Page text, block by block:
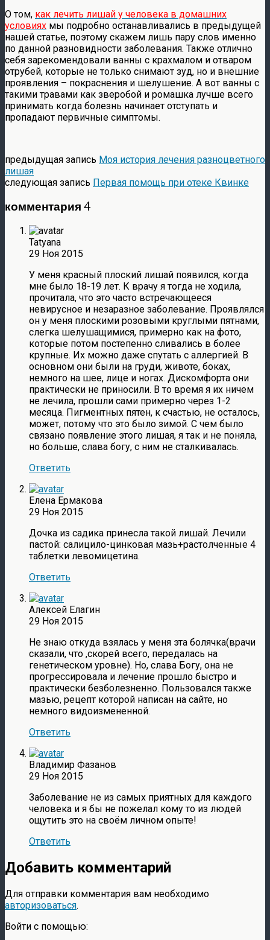
О том, как лечить лишай у человека в домашних
условиях мы подробно останавливались в предыдущей
нашей статье, поэтому скажем лишь пару слов именно
по данной разновидности заболевания. Также отлично
себя зарекомендовали ванны с крахмалом и отваром
отрубей, которые не только снимают зуд, но и внешние
проявления – покраснения и шелушение. А вот ванны с
такими травами как зверобой и ромашка лучше всего
принимать когда болезнь начинает отступать и
пропадают первичные симптомы.
предыдущая запись Моя история лечения разноцветного
лишая
следующая запись Первая помощь при отеке Квинке
комментария 4
Tatyana
29 Ноя 2015
У меня красный плоский лишай появился, когда
мне было 18-19 лет. К врачу я тогда не ходила,
прочитала, что это часто встречающееся
невирусное и незаразное заболевание. Проявлялся
он у меня плоскими розовыми круглыми пятнами,
слегка шелушащимися, примерно как на фото,
которые потом постепенно сливались в более
крупные. Их можно даже спутать с аллергией. В
основном они были на груди, животе, боках,
немного на шее, лице и ногах. Дискомфорта они
практически не приносили. В то время я их ничем
не лечила, прошли сами примерно через 1-2
месяца. Пигментных пятен, к счастью, не осталось,
может, потому что это было зимой. С чем было
связано появление этого лишая, я так и не поняла,
но больше, слава богу, с ним не сталкивалась.
Ответить
Елена Ермакова
29 Ноя 2015
Дочка из садика принесла такой лишай. Лечили
пастой: салицило-цинковая мазь+растолченные 4
таблетки левомицетина.
Ответить
Алексей Елагин
29 Ноя 2015
Не знаю откуда взялась у меня эта болячка(врачи
сказали, что ,скорей всего, передалась на
генетическом уровне). Но, слава Богу, она не
прогрессировала и лечение прошло быстро и
практически безболезненно. Пользовался также
мазью, рецепт которой написан на сайте, но
немного видоизмененной.
Ответить
Владимир Фазанов
29 Ноя 2015
Заболевание не из самых приятных для каждого
человека и я бы не пожелал кому то из людей
ощутить это на своём личном опыте!
Ответить
Добавить комментарий
Для отправки комментария вам необходимо
авторизоваться.
Войти с помощью: